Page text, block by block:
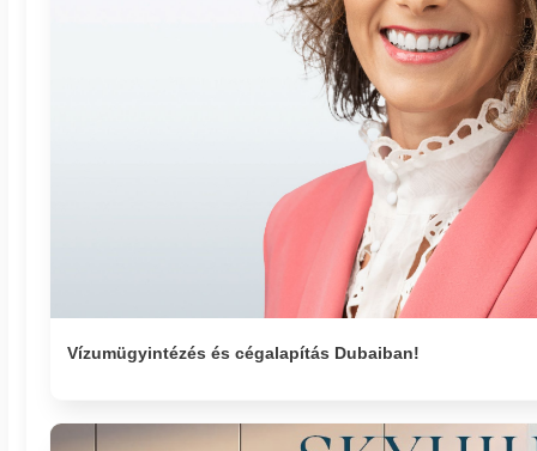
Vízumügyintézés és cégalapítás Dubaiban!